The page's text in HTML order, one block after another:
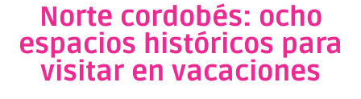
Norte cordobés: ocho
espacios históricos para
visitar en vacaciones